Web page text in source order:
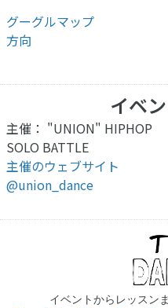
グーグルマップ
方向
イベ
主催： "UNION" HIPHOP
SOLO BATTLE
主催のウェブサイト
@union_dance
イベントからレッスン